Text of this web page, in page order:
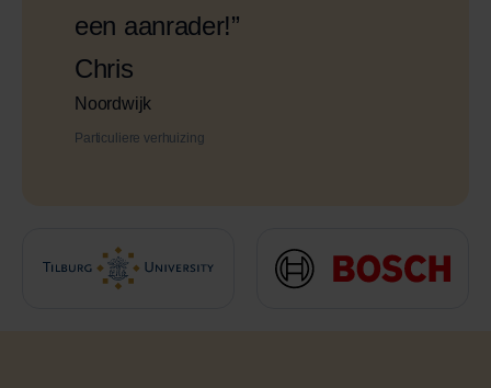
een aanrader!”
Chris
Noordwijk
Particuliere verhuizing